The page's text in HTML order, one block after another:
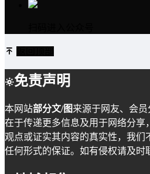
免责声明
本网站部分文/图来源于网友、会
在于传递更多信息及用于网络分享
观点或证实其内容的真实性，我们
任何形式的保证。如有侵权请及时